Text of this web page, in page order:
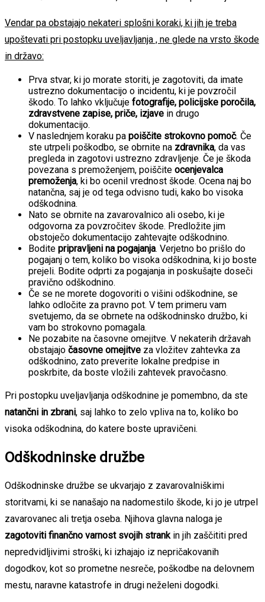
Vendar pa obstajajo nekateri splošni koraki, ki jih je treba
upoštevati pri postopku uveljavljanja , ne glede na vrsto škode
in državo:
Prva stvar, ki jo morate storiti, je zagotoviti, da imate
ustrezno dokumentacijo o incidentu, ki je povzročil
škodo. To lahko vključuje fotografije, policijske poročila,
zdravstvene zapise, priče, izjave in drugo
dokumentacijo.
V naslednjem koraku pa poiščite strokovno pomoč. Če
ste utrpeli poškodbo, se obrnite na zdravnika, da vas
pregleda in zagotovi ustrezno zdravljenje. Če je škoda
povezana s premoženjem, poiščite ocenjevalca
premoženja, ki bo ocenil vrednost škode. Ocena naj bo
natančna, saj je od tega odvisno tudi, kako bo visoka
odškodnina.
Nato se obrnite na zavarovalnico ali osebo, ki je
odgovorna za povzročitev škode. Predložite jim
obstoječo dokumentacijo zahtevajte odškodnino.
Bodite pripravljeni na pogajanja. Verjetno bo prišlo do
pogajanj o tem, koliko bo visoka odškodnina, ki jo boste
prejeli. Bodite odprti za pogajanja in poskušajte doseči
pravično odškodnino.
Če se ne morete dogovoriti o višini odškodnine, se
lahko odločite za pravno pot. V tem primeru vam
svetujemo, da se obrnete na odškodninsko družbo, ki
vam bo strokovno pomagala.
Ne pozabite na časovne omejitve. V nekaterih državah
obstajajo časovne omejitve za vložitev zahtevka za
odškodnino, zato preverite lokalne predpise in
poskrbite, da boste vložili zahtevek pravočasno.
Pri postopku uveljavljanja odškodnine je pomembno, da ste
natančni in zbrani, saj lahko to zelo vpliva na to, koliko bo
visoka odškodnina, do katere boste upravičeni.
Odškodninske družbe
Odškodninske družbe se ukvarjajo z zavarovalniškimi
storitvami, ki se nanašajo na nadomestilo škode, ki jo je utrpel
zavarovanec ali tretja oseba. Njihova glavna naloga je
zagotoviti finančno varnost svojih strank in jih zaščititi pred
nepredvidljivimi stroški, ki izhajajo iz nepričakovanih
dogodkov, kot so prometne nesreče, poškodbe na delovnem
mestu, naravne katastrofe in drugi neželeni dogodki.